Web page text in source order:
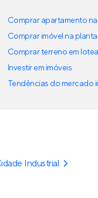
Comprar apartamento
Comprar imóvel na planta
Comprar terreno em
Investir em imóveis
Tendências do mercado
Industrial